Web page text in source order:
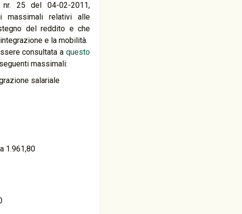
25 del 04-02-2011,
i massimali relativi alle
del reddito e che
e la mobilità.
consultata a questo
massimali:
salariale
1.961,80